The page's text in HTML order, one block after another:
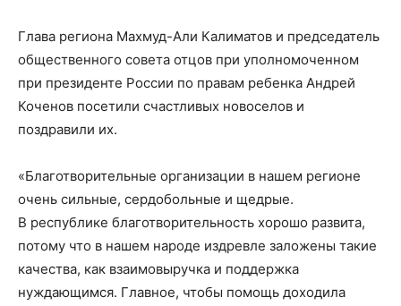
Глава региона Махмуд-Али Калиматов и председатель
общественного совета отцов при уполномоченном
при президенте России по правам ребенка Андрей
Коченов посетили счастливых новоселов и
поздравили их.
«Благотворительные организации в нашем регионе
очень сильные, сердобольные и щедрые.
В республике благотворительность хорошо развита,
потому что в нашем народе издревле заложены такие
качества, как взаимовыручка и поддержка
нуждающимся. Главное, чтобы помощь доходила